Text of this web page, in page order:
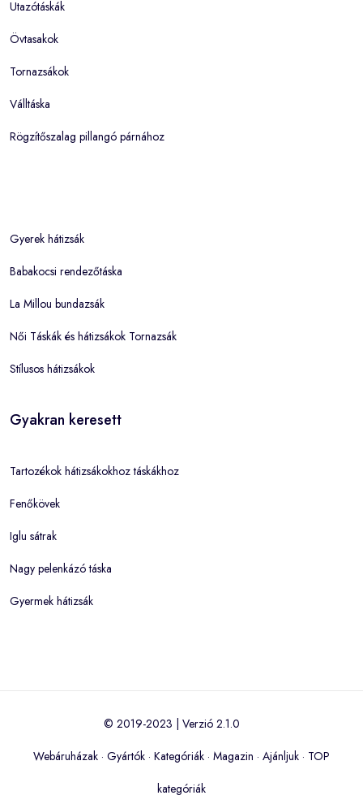
Utazótáskák
Övtasakok
Tornazsákok
Válltáska
Rögzítőszalag pillangó párnához
Gyerek hátizsák
Babakocsi rendezőtáska
La Millou bundazsák
Női Táskák és hátizsákok Tornazsák
Stílusos hátizsákok
Gyakran keresett
Tartozékok hátizsákokhoz táskákhoz
Fenőkövek
Iglu sátrak
Nagy pelenkázó táska
Gyermek hátizsák
© 2019-2023 | Verzió 2.1.0
Webáruházak · Gyártók · Kategóriák · Magazin · Ajánljuk · TOP
kategóriák